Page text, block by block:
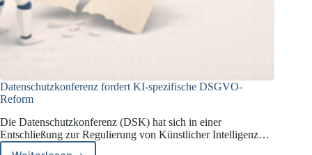
Datenschutzkonferenz fordert KI-spezifische DSGVO-
Reform
Die Datenschutzkonferenz (DSK) hat sich in einer
Entschließung zur Regulierung von Künstlicher Intelligenz…